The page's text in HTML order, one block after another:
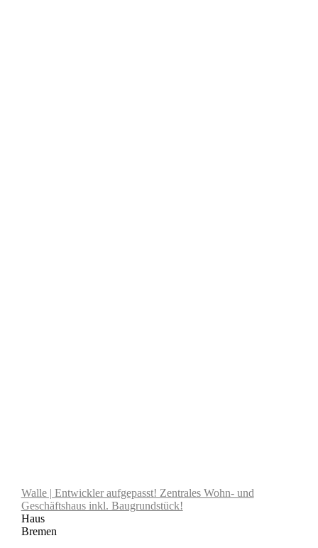
Walle | Entwickler aufgepasst! Zentrales Wohn- und
Geschäftshaus inkl. Baugrundstück!
Haus
Bremen